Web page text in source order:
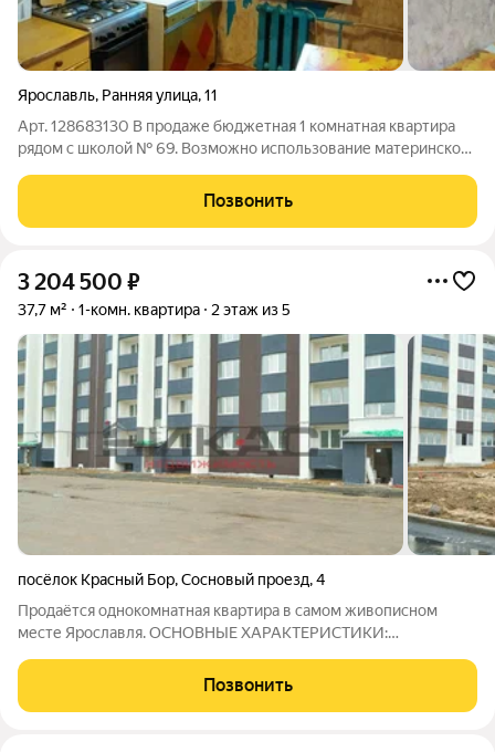
Ярославль, Ранняя улица,11
Арт. 128683130 В продаже бюджетная 1 комнатная квартира
рядом с школой № 69. Возможно использование материнского
подходит под любые сертификаты. Про квартиру:Квартира в
жилом состоянии , есть места,
Позвонить
3 204 500 ₽
37,7 м² 1-комн. квартира 2 этаж из 5
посёлок Красный Бор,Сосновый проезд,4
Продаётся однокомнатная квартира в самом живописном
месте Ярославля. ОСНОВНЫЕ ХАРАКТЕРИСТИКИ:
дизайнерские идеи. Состояние предчистовая, что даёт
возможность сразу начать ремонт по своему вкусу.
Позвонить